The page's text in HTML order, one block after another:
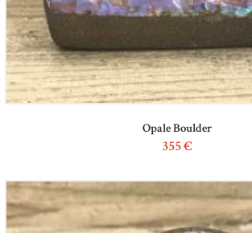
Opale Boulder
355€